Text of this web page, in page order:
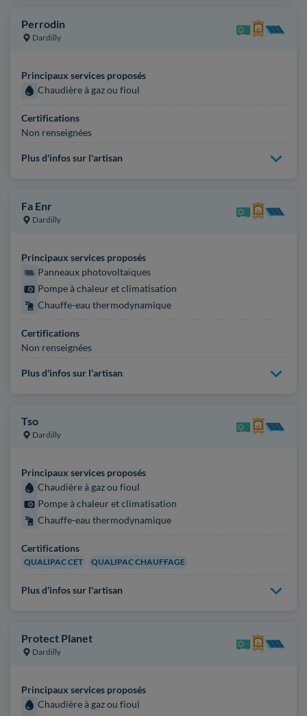
Perrodin
Dardilly
Principaux services proposés
Chaudière à gaz ou fioul
Certifications
Non renseignées
Plus d'infos sur l'artisan
Fa Enr
Dardilly
Principaux services proposés
Panneaux photovoltaïques
Pompe à chaleur et climatisation
Chauffe-eau thermodynamique
Certifications
Non renseignées
Plus d'infos sur l'artisan
Tso
Dardilly
Principaux services proposés
Chaudière à gaz ou fioul
Pompe à chaleur et climatisation
Chauffe-eau thermodynamique
Certifications
QUALIPAC CET QUALIPAC CHAUFFAGE
Plus d'infos sur l'artisan
Protect Planet
Dardilly
Principaux services proposés
Chaudière à gaz ou fioul